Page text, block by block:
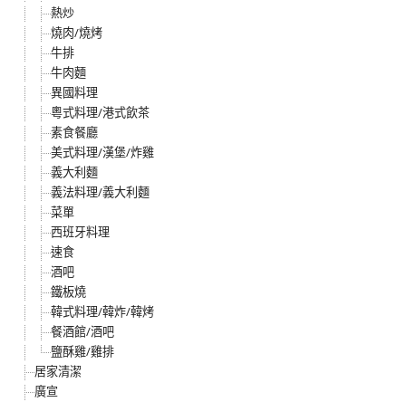
熱炒
燒肉/燒烤
牛排
牛肉麵
異國料理
粵式料理/港式飲茶
素食餐廳
美式料理/漢堡/炸雞
義大利麵
義法料理/義大利麵
菜單
西班牙料理
速食
酒吧
鐵板燒
韓式料理/韓炸/韓烤
餐酒館/酒吧
鹽酥雞/雞排
居家清潔
廣宣